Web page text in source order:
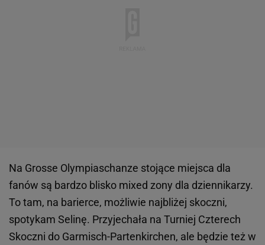
Na Grosse Olympiaschanze stojące miejsca dla
fanów są bardzo blisko mixed zony dla dziennikarzy.
To tam, na barierce, możliwie najbliżej skoczni,
spotykam Selinę. Przyjechała na Turniej Czterech
Skoczni do Garmisch-Partenkirchen, ale będzie też w